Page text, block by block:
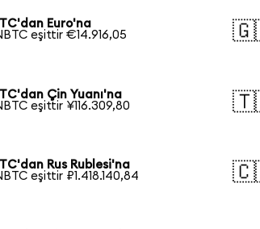
Euro'na
eşittir €14.916,05
Çin Yuanı'na
eşittir ¥116.309,80
Rus Rublesi'na
eşittir ₽1.418.140,84